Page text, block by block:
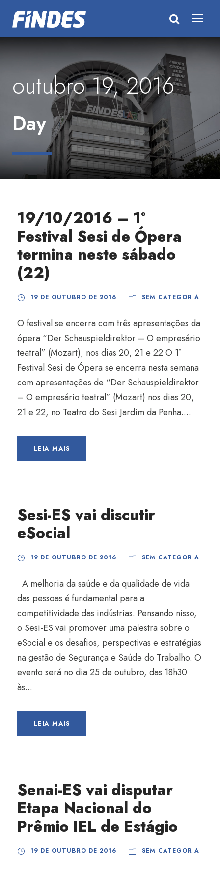
outubro 19, 2016
Day
19/10/2016 – 1º
Festival Sesi de Ópera
termina neste sábado
(22)
19 DE OUTUBRO DE 2016 SEM CATEGORIA
O festival se encerra com três apresentações da
ópera “Der Schauspieldirektor – O empresário
teatral” (Mozart), nos dias 20, 21 e 22 O 1º
Festival Sesi de Ópera se encerra nesta semana
com apresentações de “Der Schauspieldirektor
– O empresário teatral” (Mozart) nos dias 20,
21 e 22, no Teatro do Sesi Jardim da Penha....
LEIA MAIS
Sesi-ES vai discutir
eSocial
19 DE OUTUBRO DE 2016 SEM CATEGORIA
A melhoria da saúde e da qualidade de vida
das pessoas é fundamental para a
competitividade das indústrias. Pensando nisso,
o Sesi-ES vai promover uma palestra sobre o
eSocial e os desafios, perspectivas e estratégias
na gestão de Segurança e Saúde do Trabalho. O
evento será no dia 25 de outubro, das 18h30
às...
LEIA MAIS
Senai-ES vai disputar
Etapa Nacional do
Prêmio IEL de Estágio
19 DE OUTUBRO DE 2016 SEM CATEGORIA